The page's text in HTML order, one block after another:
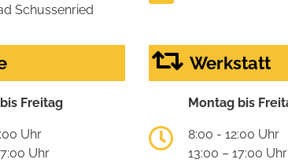
Schussenried
Freitag
Uhr
Uhr
Werkstatt
Montag bis
8:00 - 12:00 Uhr
13:00 – 17:00 Uhr